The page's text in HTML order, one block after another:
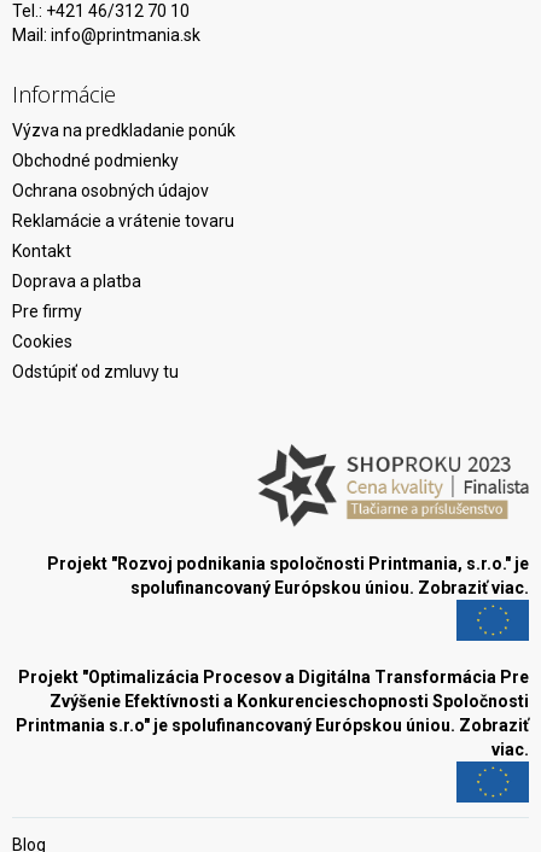
Tel.: +421 46/312 70 10
Mail: info@printmania.sk
Informácie
Výzva na predkladanie ponúk
Obchodné podmienky
Ochrana osobných údajov
Reklamácie a vrátenie tovaru
Kontakt
Doprava a platba
Pre firmy
Cookies
Odstúpiť od zmluvy tu
Projekt "Rozvoj podnikania spoločnosti Printmania, s.r.o." je
spolufinancovaný Európskou úniou. Zobraziť viac.
Projekt "Optimalizácia Procesov a Digitálna Transformácia Pre
Zvýšenie Efektívnosti a Konkurencieschopnosti Spoločnosti
Printmania s.r.o" je spolufinancovaný Európskou úniou. Zobraziť
viac.
Blog